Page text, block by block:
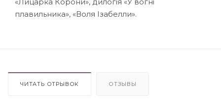
плавильника», «Воля Ізабелли».
ЧИТАТЬ ОТРЫВОК ОТЗЫВЫ